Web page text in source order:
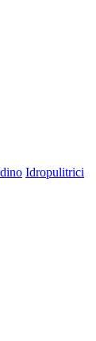
Idropulitrici